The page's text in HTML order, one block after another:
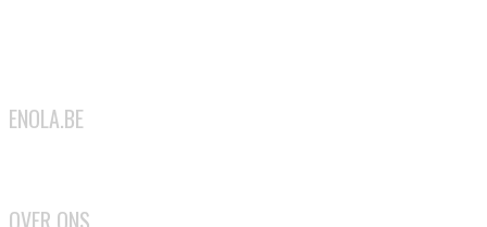
ENOLA.BE
OVER ONS